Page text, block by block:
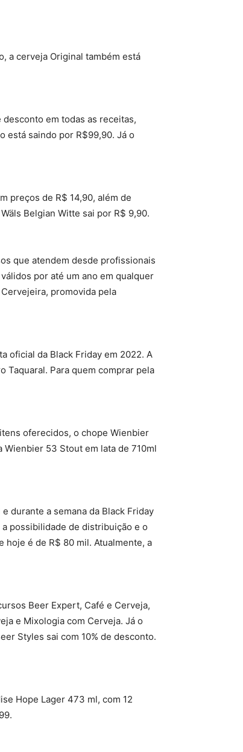
a cerveja Original também está
em todas as receitas,
está saindo por R$99,90. Já o
preços de R$ 14,90, além de
Belgian Witte sai por R$ 9,90.
que atendem desde profissionais
por até um ano em qualquer
promovida pela
oficial da Black Friday em 2022. A
Taquaral. Para quem comprar pela
oferecidos, o chope Wienbier
Wienbier 53 Stout em lata de 710ml
durante a semana da Black Friday
possibilidade de distribuição e o
hoje é de R$ 80 mil. Atualmente, a
Beer Expert, Café e Cerveja,
e Mixologia com Cerveja. Já o
Styles sai com 10% de desconto.
Hope Lager 473 ml, com 12